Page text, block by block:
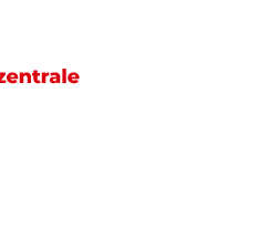
Lebensmittel